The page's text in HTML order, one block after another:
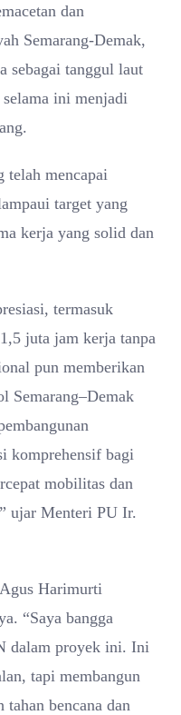
dan
Semarang-Demak,
sebagai tanggul laut
ini menjadi
telah mencapai
target yang
kerja yang solid dan
termasuk
juta jam kerja tanpa
pun memberikan
Semarang–Demak
komprehensif bagi
mobilitas dan
ujar Menteri PU Ir.
Harimurti
“Saya bangga
dalam proyek ini. Ini
tapi membangun
tahan bencana dan